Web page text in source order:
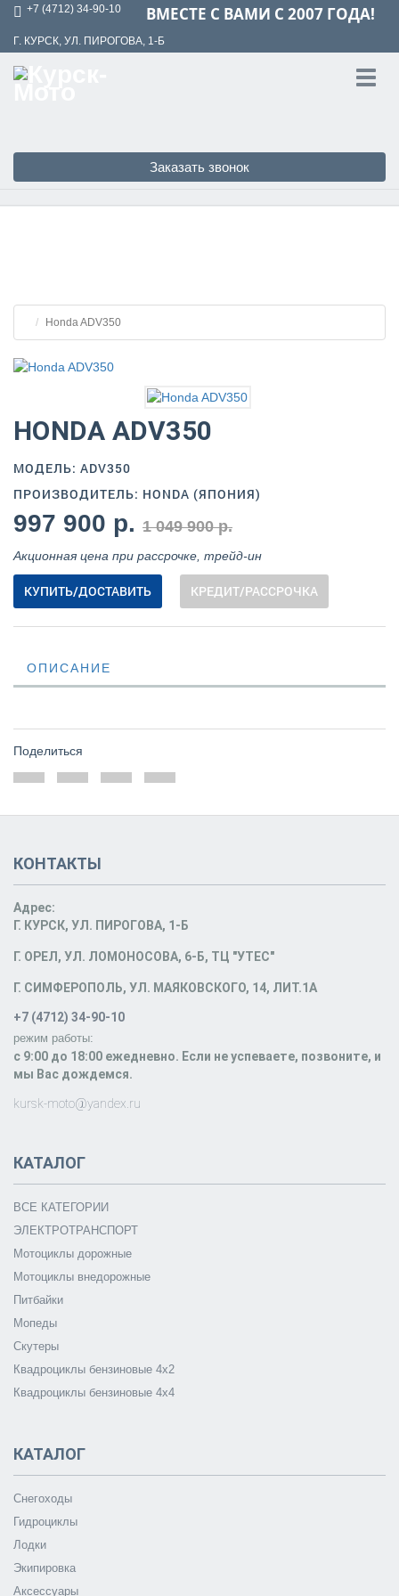
+7 (4712) 34-90-10 ВМЕСТЕ С ВАМИ С 2007 ГОДА!
Г. КУРСК, УЛ. ПИРОГОВА, 1-Б
Заказать звонок
Honda ADV350
HONDA ADV350
МОДЕЛЬ: ADV350
ПРОИЗВОДИТЕЛЬ: HONDA (ЯПОНИЯ)
997 900 р. 1 049 900 р.
Акционная цена при рассрочке, трейд-ин
КУПИТЬ/ДОСТАВИТЬ КРЕДИТ/РАССРОЧКА
ОПИСАНИЕ
Поделиться
КОНТАКТЫ
Адрес:
Г. КУРСК, УЛ. ПИРОГОВА, 1-Б
Г. ОРЕЛ, УЛ. ЛОМОНОСОВА, 6-Б, ТЦ "УТЕС"
Г. СИМФЕРОПОЛЬ, УЛ. МАЯКОВСКОГО, 14, ЛИТ.1А
+7 (4712) 34-90-10
режим работы:
c 9:00 до 18:00 ежедневно. Если не успеваете, позвоните, и
мы Вас дождемся.
kursk-moto@yandex.ru
КАТАЛОГ
ВСЕ КАТЕГОРИИ
ЭЛЕКТРОТРАНСПОРТ
Мотоциклы дорожные
Мотоциклы внедорожные
Питбайки
Мопеды
Скутеры
Квадроциклы бензиновые 4х2
Квадроциклы бензиновые 4х4
КАТАЛОГ
Снегоходы
Гидроциклы
Лодки
Экипировка
Аксессуары